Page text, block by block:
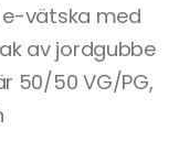
e-vätska med
av jordgubbe
50/50 VG/PG,